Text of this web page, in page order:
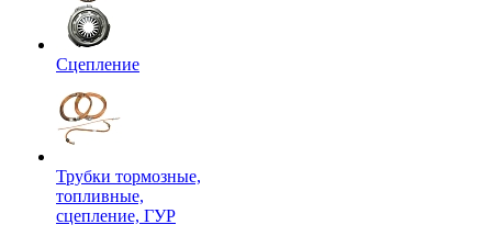
Сцепление
Трубки тормозные,
топливные,
сцепление, ГУР